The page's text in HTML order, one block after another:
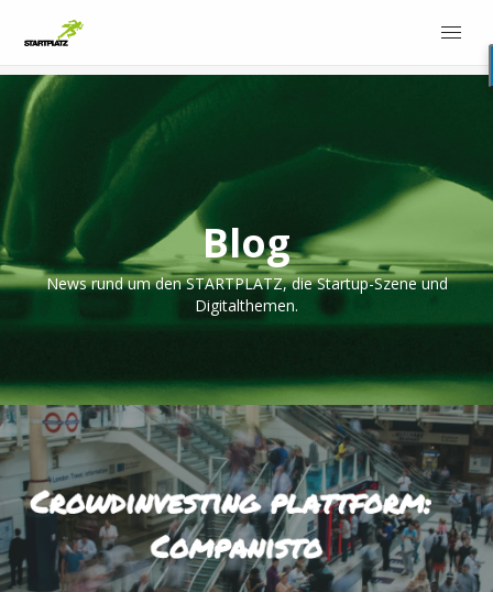
Blog
News rund um den STARTPLATZ, die Startup-Szene und
Digitalthemen.